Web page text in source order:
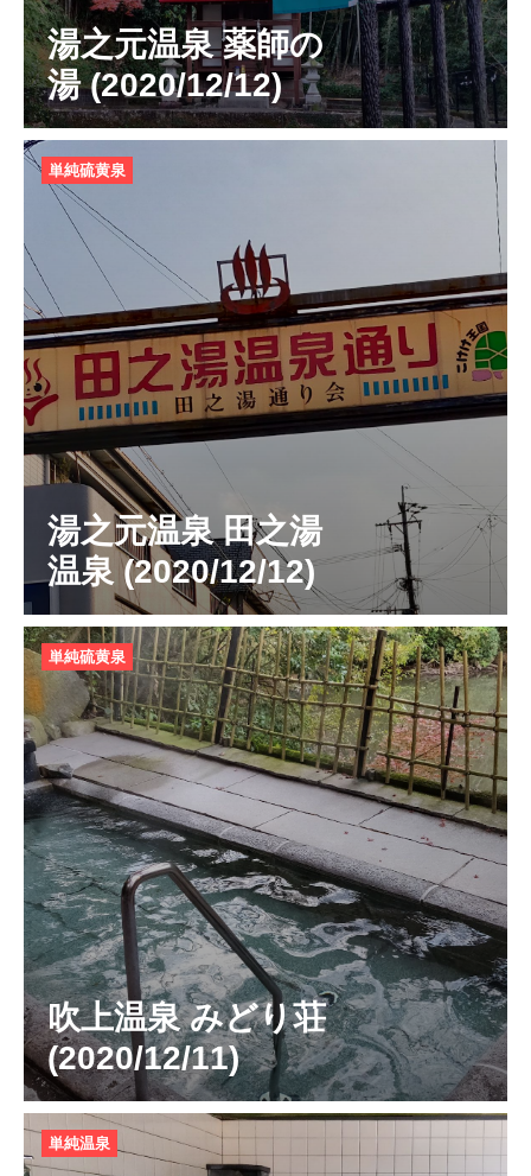
湯之元温泉 薬師の
湯 (2020/12/12)
湯之元温泉 田之湯
温泉 (2020/12/12)
単純硫黄泉
吹上温泉 みどり荘
(2020/12/11)
単純硫黄泉
単純温泉